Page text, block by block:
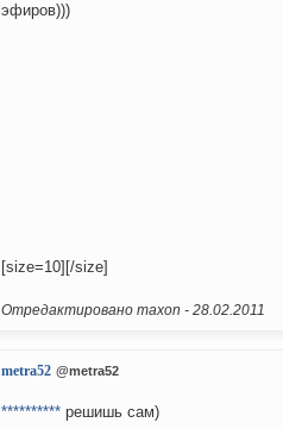
эфиров)))
[size=10][/size]
Отредактировано maxon - 28.02.2011
metra52 @metra52
********** решишь сам)